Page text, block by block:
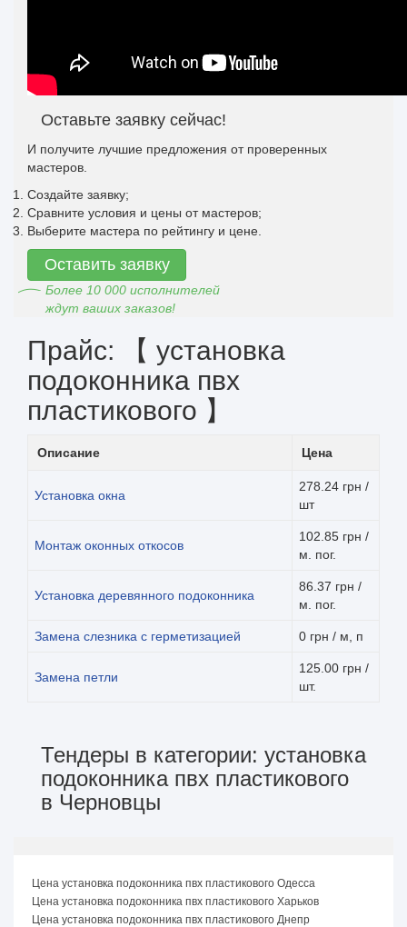
Оставьте заявку сейчас!
И получите лучшие предложения от проверенных
мастеров.
Создайте заявку;
Сравните условия и цены от мастеров;
Выберите мастера по рейтингу и цене.
Оставить заявку
Более 10 000 исполнителей
ждут ваших заказов!
Прайс: 【 установка
подоконника пвх
пластикового 】
Описание Цена
Установка окна
278.24 грн /
шт
Монтаж оконных откосов
102.85 грн /
м. пог.
Установка деревянного подоконника
86.37 грн /
м. пог.
Замена слезника с герметизацией 0 грн / м, п
Замена петли
125.00 грн /
шт.
Тендеры в категории: установка
подоконника пвх пластикового
в Черновцы
Цена установка подоконника пвх пластикового Одесса
Цена установка подоконника пвх пластикового Харьков
Цена установка подоконника пвх пластикового Днепр